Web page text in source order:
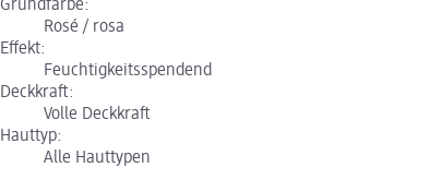
Grundfarbe:
Rosé / rosa
Effekt:
Feuchtigkeitsspendend
Deckkraft:
Volle Deckkraft
Hauttyp:
Alle Hauttypen